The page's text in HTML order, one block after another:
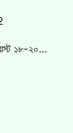
১৮-২০…